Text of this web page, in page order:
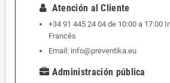
Atención al Cliente
+34 91 445 24 04 de 10:00 a 17:00
Francés
Email: info@preventika.eu
Administración pública